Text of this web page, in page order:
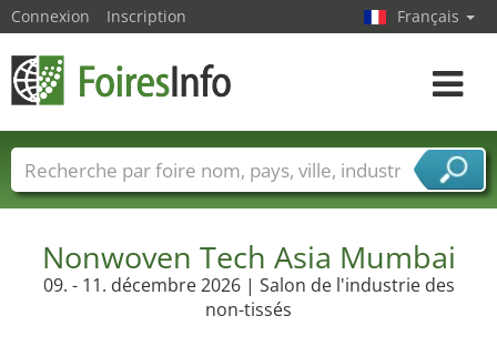
Nonwoven Tech Asia Mumbai
09. - 11. décembre 2026 | Salon de l'industrie des
non-tissés
Connexion Inscription Français
Toggle
Foire noms Pays Villes
Secteurs de foire